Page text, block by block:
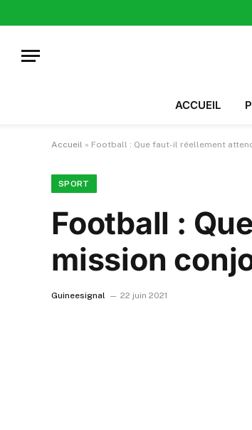
ACCUEIL
Accueil » Football : Que faut-il réellement
SPORT
Football :
mission
Guineesignal 22 juin 2021